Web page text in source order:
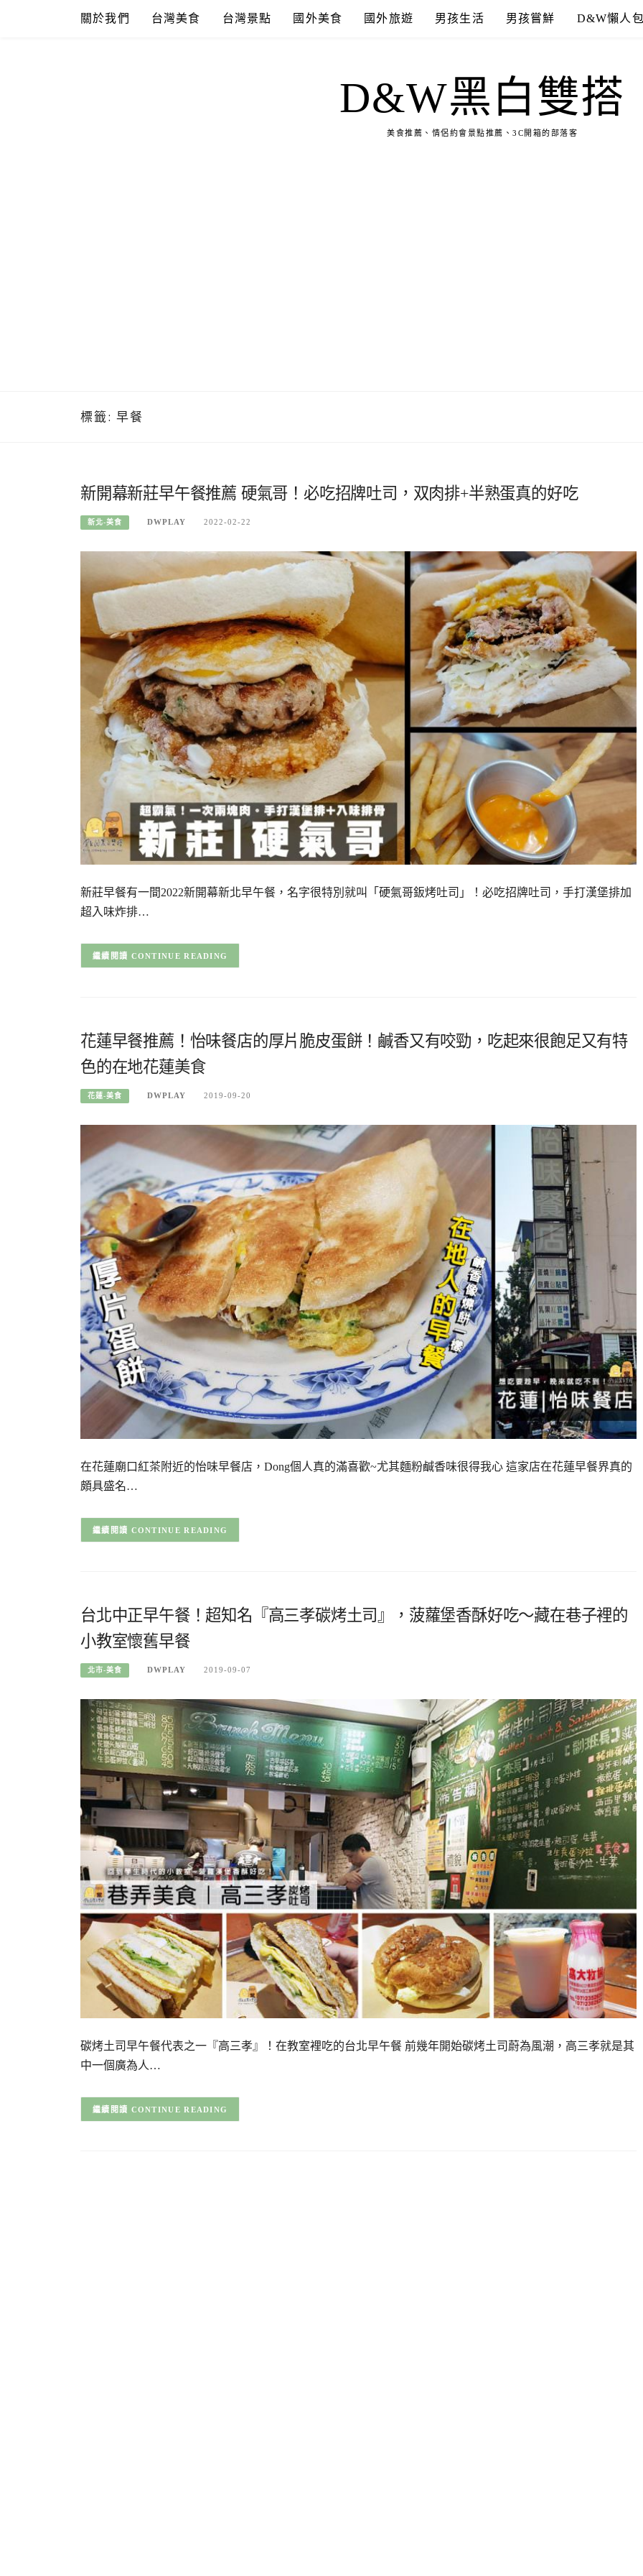
關於我們 台灣美食 台灣景點 國外美食 國外旅遊 男孩生活 男孩嘗鮮 D&W懶人
D&W黑白雙搭
美食推薦、情侶約會景點推薦、3C開箱的部落客
標籤: 早餐
新開幕新莊早午餐推薦 硬氣哥！必吃招牌吐司，双肉排+半熟蛋真的好吃
新北-美食 DWPLAY 2022-02-22
新莊早餐有一間2022新開幕新北早午餐，名字很特別就叫「硬氣哥鈑烤吐司」！必吃招牌吐司，手打漢堡排加
超入味炸排…
CONTINUE READING
花蓮早餐推薦！怡味餐店的厚片脆皮蛋餅！鹹香又有咬勁，吃起來很飽足又有特
色的在地花蓮美食
花蓮-美食 DWPLAY 2019-09-20
在花蓮廟口紅茶附近的怡味早餐店，Dong個人真的滿喜歡~尤其麵粉鹹香味很得我心 這家店在花蓮早餐界真的
頗具盛名…
CONTINUE READING
台北中正早午餐！超知名『高三孝碳烤土司』，菠蘿堡香酥好吃～藏在巷子裡的
小教室懷舊早餐
北市-美食 DWPLAY 2019-09-07
碳烤土司早午餐代表之一『高三孝』！在教室裡吃的台北早午餐 前幾年開始碳烤土司蔚為風潮，高三孝就是其
中一個廣為人…
CONTINUE READING